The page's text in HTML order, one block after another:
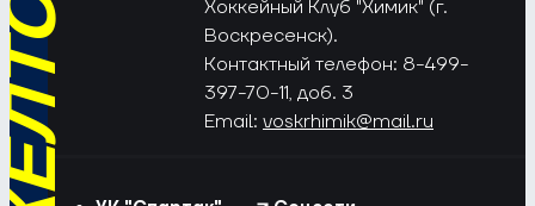
Хоккейный Клуб "Химик" (г.
Воскресенск).
Контактный телефон: 8-499-
397-70-11, доб. 3
Email: voskrhimik@mail.ru